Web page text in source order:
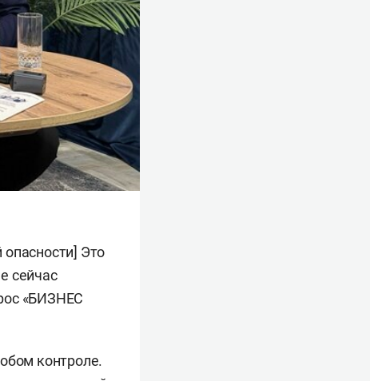
Это
сейчас
«БИЗНЕС
контроле.